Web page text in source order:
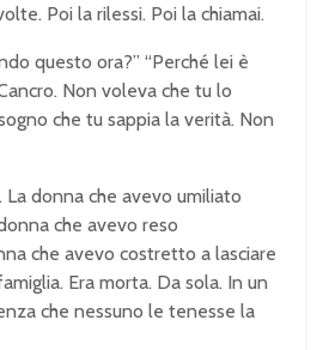
Poi la rilessi. Poi la chiamai.
questo ora?” “Perché lei è
Non voleva che tu lo
che tu sappia la verità. Non
La donna che avevo umiliato
che avevo reso
che avevo costretto a lasciare
Era morta. Da sola. In un
che nessuno le tenesse la